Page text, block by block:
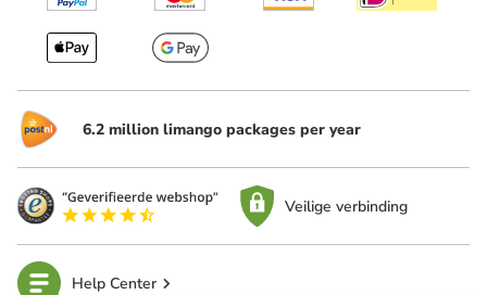
6.2 million limango packages per year
Veilige verbinding
Help Center